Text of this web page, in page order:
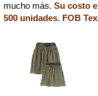
mucho más. Su costo
500 unidades. FOB